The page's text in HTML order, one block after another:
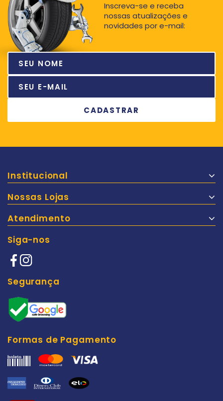
Inscreva-se e receba
nossas atualizações e
novidades por e-mail:
Institucional
Nossas Lojas
Atendimento
Siga-nos
Segurança
Formas de Pagamento